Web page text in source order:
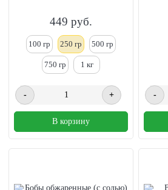
449 руб.
100 гр 250 гр 500 гр
750 гр 1 кг
- +
В корзину
-